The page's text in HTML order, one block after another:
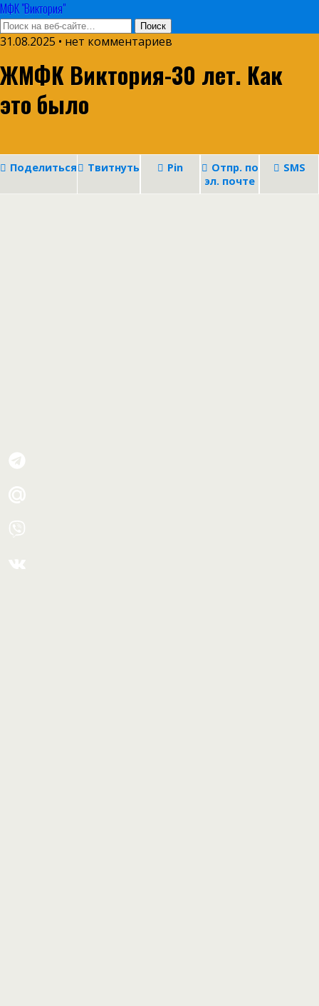
МФК "Виктория"
31.08.2025 • нет комментариев
ЖМФК Виктория-30 лет. Как
это было
Поделиться Твитнуть Pin
Отпр. по
эл. почте
SMS